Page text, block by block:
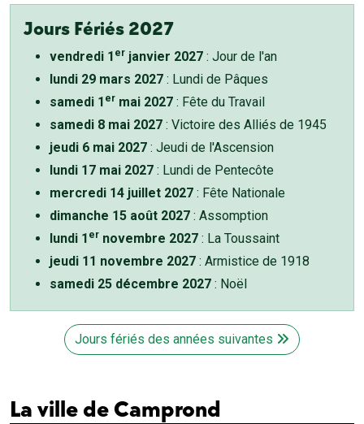
Jours Fériés 2027
vendredi 1 er janvier 2027 : Jour de l'an
lundi 29 mars 2027 : Lundi de Pâques
samedi 1 er mai 2027 : Fête du Travail
samedi 8 mai 2027 : Victoire des Alliés de 1945
jeudi 6 mai 2027 : Jeudi de l'Ascension
lundi 17 mai 2027 : Lundi de Pentecôte
mercredi 14 juillet 2027 : Fête Nationale
dimanche 15 août 2027 : Assomption
lundi 1 er novembre 2027 : La Toussaint
jeudi 11 novembre 2027 : Armistice de 1918
samedi 25 décembre 2027 : Noël
Jours fériés des années suivantes
La ville de Camprond